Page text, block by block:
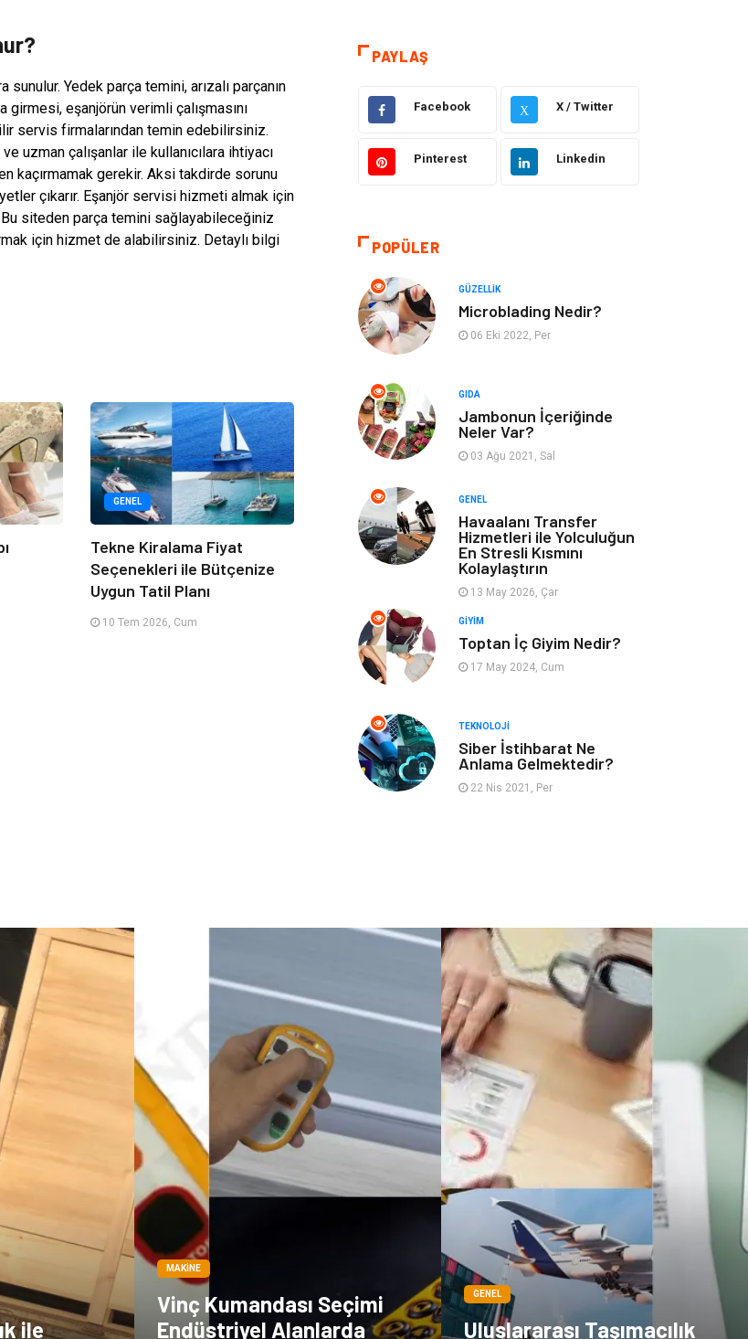
Yedek parça temini, arızalı parçanın
girmesi, eşanjörün verimli çalışmasını
servis firmalarından temin edebilirsiniz.
uzman çalışanlar ile kullanıcılara ihtiyacı
kaçırmamak gerekir. Aksi takdirde sorunu
çıkarır. Eşanjör servisi hizmeti almak için
siteden parça temini sağlayabileceğiniz
için hizmet de alabilirsiniz. Detaylı bilgi
GENEL
Tekne Kiralama Fiyat
Seçenekleri ile Bütçenize
Uygun Tatil Planı
10 Tem 2026, Cum
Gıda
Sağlıklı Yaşam
Bilgisayar ve
Moda
Emlak Spor
Genel Kültür Tatil
İnternet Turizm
Gayrimenkul
Astroloji Müzik
Gençlik
Sigorta Bakım
PAYLAŞ
Facebook X X / Twitter
Pinterest Linkedin
POPÜLER
GÜZELLIK
Microblading Nedir?
06 Eki 2022, Per
GIDA
Jambonun İçeriğinde
Neler Var?
03 Ağu 2021, Sal
GENEL
Havaalanı Transfer
Hizmetleri ile Yolculuğun
En Stresli Kısmını
Kolaylaştırın
13 May 2026, Çar
GIYIM
Toptan İç Giyim Nedir?
17 May 2024, Cum
TEKNOLOJI
Siber İstihbarat Ne
Anlama Gelmektedir?
22 Nis 2021, Per
ile
MAKINE
Vinç Kumandası Seçimi
Endüstriyel Alanlarda
GENEL
Uluslararası Taşımacılık